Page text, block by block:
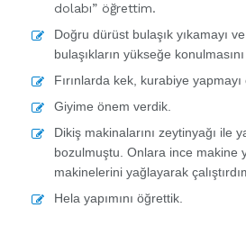
dolabı” öğrettim.
Doğru dürüst bulaşık yıkamayı
bulaşıkların yükseğe
Fırınlarda kek, kurabiye yapmayı
Giyime önem verdik.
Dikiş makinalarını zeytinyağı ile
bozulmuştu. Onlara ince makine
makinelerini yağlayarak
Hela yapımını öğrettik.